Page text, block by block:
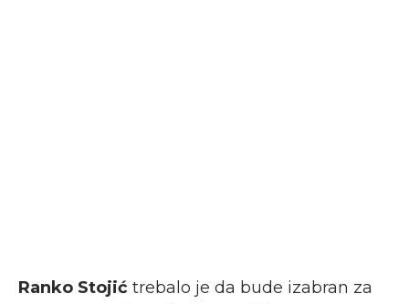
Ranko Stojić trebalo je da bude izabran za